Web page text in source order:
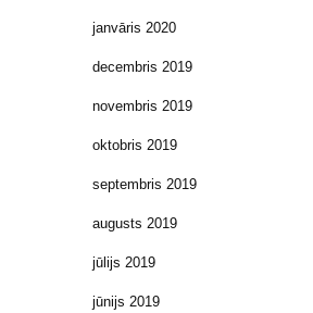
janvāris 2020
decembris 2019
novembris 2019
oktobris 2019
septembris 2019
augusts 2019
jūlijs 2019
jūnijs 2019